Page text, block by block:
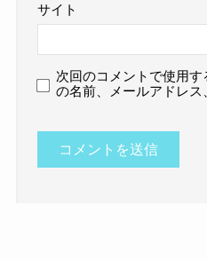
サイト
次回のコメントで使用
の名前、メールアドレス